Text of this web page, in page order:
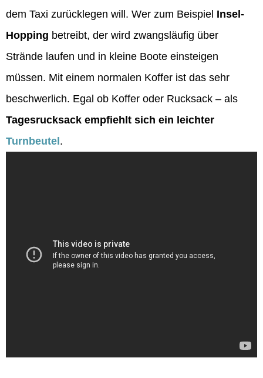
dem Taxi zurücklegen will. Wer zum Beispiel Insel-
Hopping betreibt, der wird zwangsläufig über
Strände laufen und in kleine Boote einsteigen
müssen. Mit einem normalen Koffer ist das sehr
beschwerlich. Egal ob Koffer oder Rucksack – als
Tagesrucksack empfiehlt sich ein leichter
Turnbeutel .